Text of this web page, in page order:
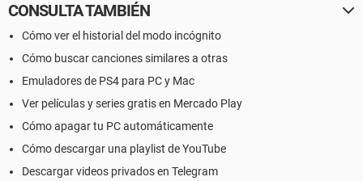
CONSULTA TAMBIÉN
Cómo ver el historial del modo incógnito
Cómo buscar canciones similares a otras
Emuladores de PS4 para PC y Mac
Ver películas y series gratis en Mercado Play
Cómo apagar tu PC automáticamente
Cómo descargar una playlist de YouTube
Descargar videos privados en Telegram